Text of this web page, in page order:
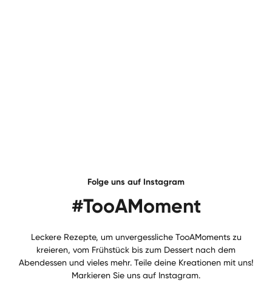
Folge uns auf Instagram
#TooAMoment
Leckere Rezepte, um unvergessliche TooAMoments zu
kreieren, vom Frühstück bis zum Dessert nach dem
Abendessen und vieles mehr. Teile deine Kreationen mit uns!
Markieren Sie uns auf Instagram.